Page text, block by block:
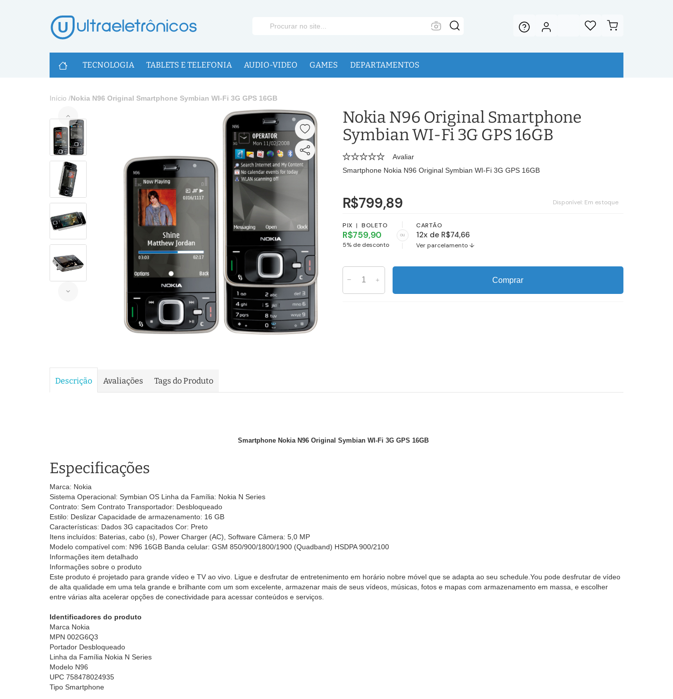
U
TECNOLOGIA TABLETS E TELEFONIA AUDIO-VIDEO GAMES DEPARTAMENTOS
Início /Nokia N96 Original Smartphone Symbian WI-Fi 3G GPS 16GB
Nokia N96 Original Smartphone
Symbian WI-Fi 3G GPS 16GB
Avaliar
Smartphone Nokia N96 Original Symbian WI-Fi 3G GPS 16GB
Disponível: Em estoque
R$799,89
PIX | BOLETO
R$759,90
5% de desconto
ou
CARTÃO
12x de R$74,66
Ver parcelamento ↓
Comprar
Descrição Avaliações Tags do Produto
Smartphone Nokia N96 Original Symbian WI-Fi 3G GPS 16GB
Especificações
Marca: Nokia
Sistema Operacional: Symbian OS Linha da Família: Nokia N Series
Contrato: Sem Contrato Transportador: Desbloqueado
Estilo: Deslizar Capacidade de armazenamento: 16 GB
Características: Dados 3G capacitados Cor: Preto
Itens incluídos: Baterias, cabo (s), Power Charger (AC), Software Câmera: 5,0 MP
Modelo compatível com: N96 16GB Banda celular: GSM 850/900/1800/1900 (Quadband) HSDPA 900/2100
Informações item detalhado
Informações sobre o produto
Este produto é projetado para grande vídeo e TV ao vivo. Ligue e desfrutar de entretenimento em horário nobre móvel que se adapta ao seu schedule.You pode desfrutar de vídeo
de alta qualidade em uma tela grande e brilhante com um som excelente, armazenar mais de seus vídeos, músicas, fotos e mapas com armazenamento em massa, e escolher
entre várias alta acelerar opções de conectividade para acessar conteúdos e serviços.
Identificadores do produto
Marca Nokia
MPN 002G6Q3
Portador Desbloqueado
Linha da Família Nokia N Series
Modelo N96
UPC 758478024935
Tipo Smartphone